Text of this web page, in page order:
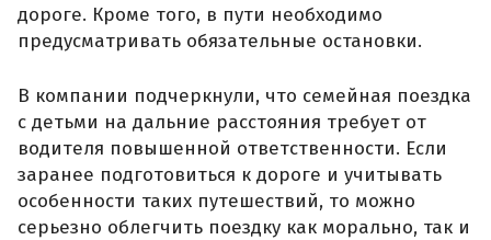
дороге. Кроме того, в пути необходимо
предусматривать обязательные остановки.
В компании подчеркнули, что семейная поездка
с детьми на дальние расстояния требует от
водителя повышенной ответственности. Если
заранее подготовиться к дороге и учитывать
особенности таких путешествий, то можно
серьезно облегчить поездку как морально, так и